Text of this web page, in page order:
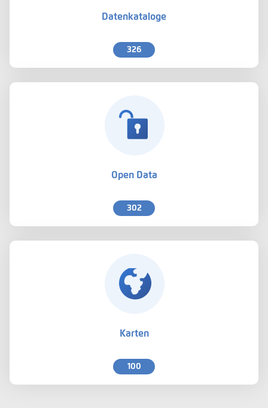
Datenkataloge
326
Open Data
302
Karten
100